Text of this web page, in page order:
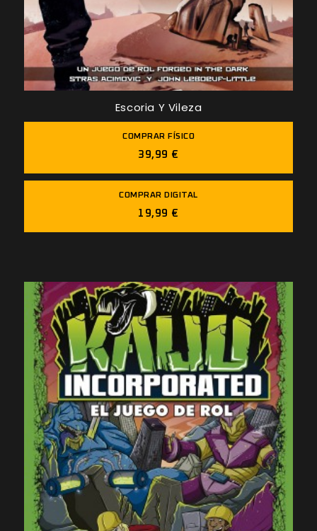
Escoria Y Vileza
COMPRAR FÍSICO
39,99 €
COMPRAR DIGITAL
19,99 €